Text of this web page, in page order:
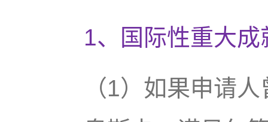
1、国际性重大成
（1）如果申请